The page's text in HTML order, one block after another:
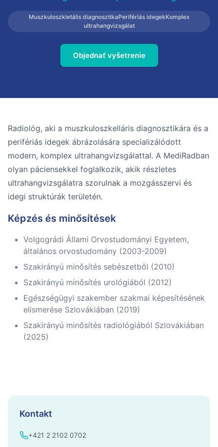
Muszkuloszkletális diagnosztikaPerifériás idegekKomplex
ultrahangvizsgálat
Objednať vyšetrenie
Radiológ, aki a muszkuloszkelláris diagnosztikára és a
perifériás idegek ábrázolására specializálódott
modern, komplex ultrahangvizsgálattal. A MediRadban
olyan páciensekkel foglalkozik, akik részletes
ultrahangvizsgálatra szorulnak a mozgásszervi és
idegi struktúrák területén.
Képzés és minősítések
Volgográdi Állami Orvostudományi Egyetem,
általános orvostudomány (2003-2009)
Szakirányú minősítés sebészetből (2010)
Szakirányú minősítés urológiából (2012)
Egészségügyi szakember szakmai képesítésének
elismerése Szlovákiában (2019)
Szakirányú minősítés radiológiából Szlovákiában
(2025)
Kontakt
+421 2 2102 0702